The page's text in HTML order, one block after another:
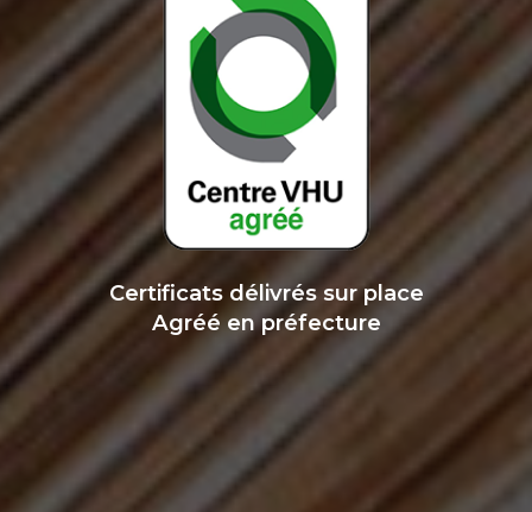
Certificats délivrés sur place
Agréé en préfecture